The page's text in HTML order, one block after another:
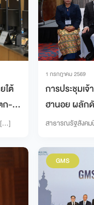
ใต้
ก-
ศ
[…]
1 กรกฎาคม 2569
การประชุมเ
ฮานอย ผลัก
ดิจิทัลและนวั
สาธารณรัฐสังคม
GMS